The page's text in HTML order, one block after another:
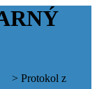
> Protokol z